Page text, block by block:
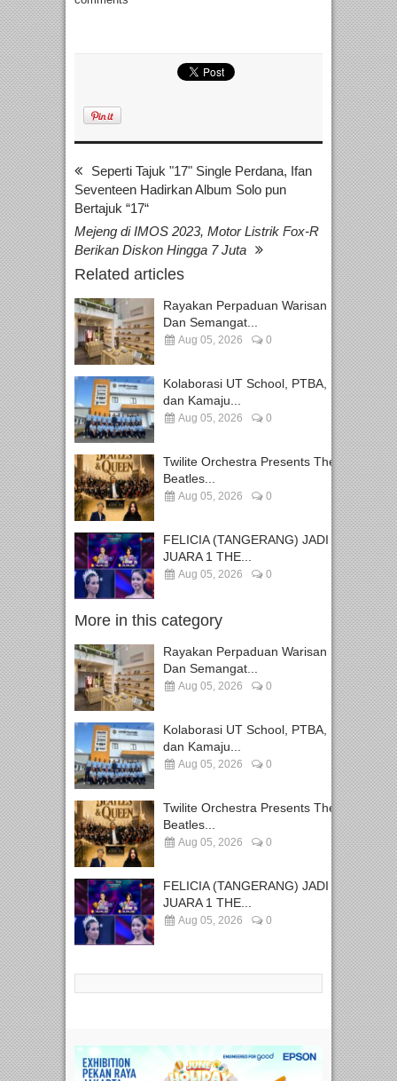
Seperti Tajuk "17" Single Perdana, Ifan
Seventeen Hadirkan Album Solo pun
Bertajuk “17“
Mejeng di IMOS 2023, Motor Listrik Fox-R
Berikan Diskon Hingga 7 Juta
Related articles
Rayakan Perpaduan Warisan
Dan Semangat...
Aug 05, 2026 0
Kolaborasi UT School, PTBA,
dan Kamaju...
Aug 05, 2026 0
Twilite Orchestra Presents The
Beatles...
Aug 05, 2026 0
FELICIA (TANGERANG) JADI
JUARA 1 THE...
Aug 05, 2026 0
More in this category
Rayakan Perpaduan Warisan
Dan Semangat...
Aug 05, 2026 0
Kolaborasi UT School, PTBA,
dan Kamaju...
Aug 05, 2026 0
Twilite Orchestra Presents The
Beatles...
Aug 05, 2026 0
FELICIA (TANGERANG) JADI
JUARA 1 THE...
Aug 05, 2026 0